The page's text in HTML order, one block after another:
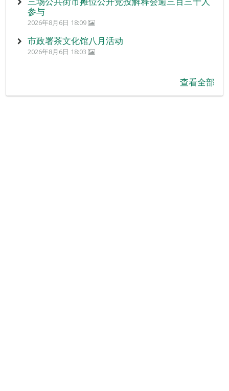
参与
2026年8月6日 18:09
市政署茶文化馆八月活动
2026年8月6日 18:03
查看全部